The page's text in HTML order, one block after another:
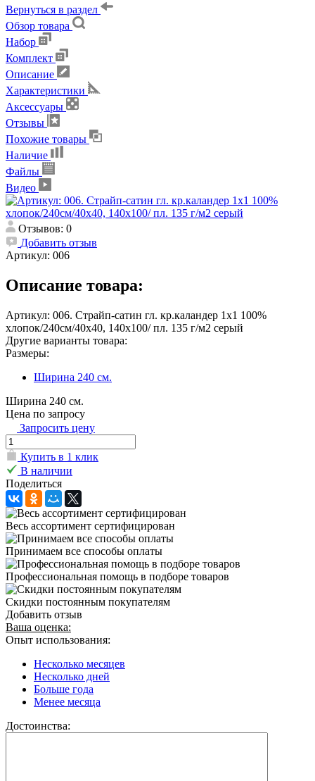
Вернуться в раздел
Обзор товара
Набор
Комплект
Описание
Характеристики
Аксессуары
Отзывы
Похожие товары
Наличие
Файлы
Видео
Отзывов: 0
Добавить отзыв
Артикул: 006
Описание товара:
Артикул: 006. Страйп-сатин гл. кр.каландер 1х1 100%
хлопок/240см/40х40, 140х100/ пл. 135 г/м2 серый
Другие варианты товара:
Размеры:
Ширина 240 см.
Ширина 240 см.
Цена по запросу
Запросить цену
Купить в 1 клик
В наличии
Поделиться
Весь ассортимент сертифицирован
Принимаем все способы оплаты
Профессиональная помощь в подборе товаров
Скидки постоянным покупателям
Добавить отзыв
Ваша оценка:
Опыт использования:
Несколько месяцев
Несколько дней
Больше года
Менее месяца
Достоинства: